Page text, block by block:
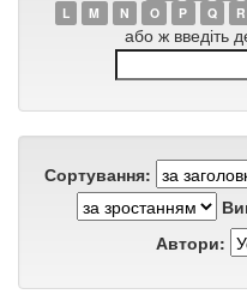
L
M N O P Q R
або ж введіть
Сортування:
Автори: